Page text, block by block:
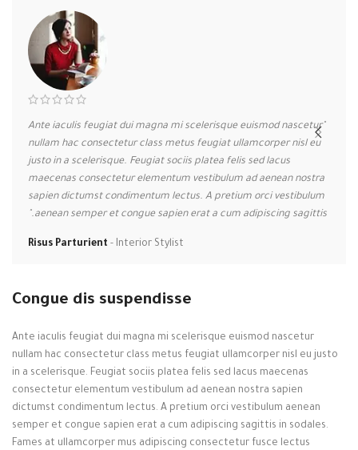
"Ante iaculis feugiat dui magna mi scelerisque euismod nascetur
nullam hac consectetur class metus feugiat ullamcorper nisl eu
justo in a scelerisque. Feugiat sociis platea felis sed lacus
maecenas consectetur elementum vestibulum ad aenean nostra
sapien dictumst condimentum lectus. A pretium orci vestibulum
aenean semper et congue sapien erat a cum adipiscing sagittis."
Risus Parturient Interior Stylist
Congue dis suspendisse
Ante iaculis feugiat dui magna mi scelerisque euismod nascetur
nullam hac consectetur class metus feugiat ullamcorper nisl eu justo
in a scelerisque. Feugiat sociis platea felis sed lacus maecenas
consectetur elementum vestibulum ad aenean nostra sapien
dictumst condimentum lectus. A pretium orci vestibulum aenean
semper et congue sapien erat a cum adipiscing sagittis in sodales.
Fames at ullamcorper mus adipiscing consectetur fusce lectus